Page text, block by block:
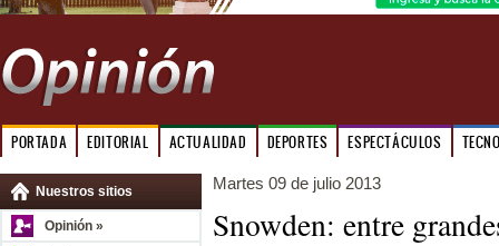
PORTADA EDITORIAL ACTUALIDAD DEPORTES ESPECTÁCULOS
Nuestros sitios
Opinión »
Martes 09 de julio 2013
Snowden: entre